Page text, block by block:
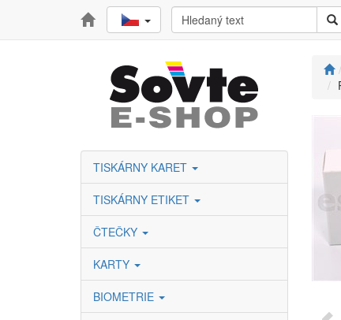
TISKÁRNY KARET
TISKÁRNY ETIKET
ČTEČKY
KARTY
BIOMETRIE